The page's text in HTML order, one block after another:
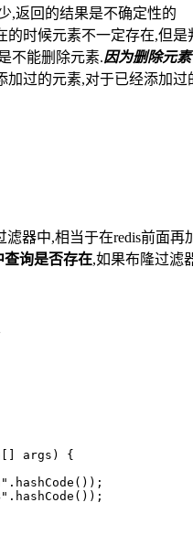
,返回的结果是不确定性的
的时候元素不一定存在,但
不能删除元素.因为删除元
加过的元素,对于已经添加过
器中,相当于在redis前面再
查询是否存在,如果布隆过滤
args) {